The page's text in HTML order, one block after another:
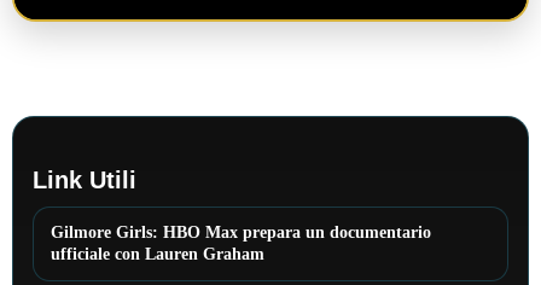
Link Utili
Gilmore Girls: HBO Max prepara un documentario
ufficiale con Lauren Graham